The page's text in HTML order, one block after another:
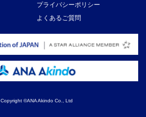
プライバシーポリシー
よくあるご質問
Copyright ©ANA Akindo Co., Ltd